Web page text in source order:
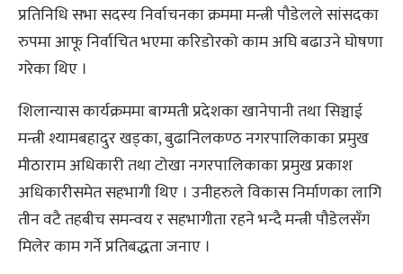
प्रतिनिधि सभा सदस्य निर्वाचनका क्रममा मन्त्री पौडेलले सांसदका
रुपमा आफू निर्वाचित भएमा करिडोरको काम अघि बढाउने घोषणा
गरेका थिए ।
शिलान्यास कार्यक्रममा बाग्मती प्रदेशका खानेपानी तथा सिञ्चाई
मन्त्री श्यामबहादुर खड्का, बुढानिलकण्ठ नगरपालिकाका प्रमुख
मीठाराम अधिकारी तथा टोखा नगरपालिकाका प्रमुख प्रकाश
अधिकारीसमेत सहभागी थिए । उनीहरुले विकास निर्माणका लागि
तीन वटै तहबीच समन्वय र सहभागीता रहने भन्दै मन्त्री पौडेलसँग
मिलेर काम गर्ने प्रतिबद्धता जनाए ।